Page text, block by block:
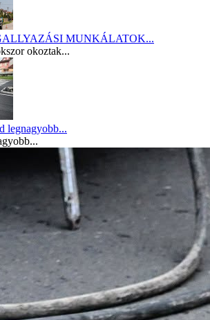
MUNKÁLATOK...
okoztak...
legnagyobb...